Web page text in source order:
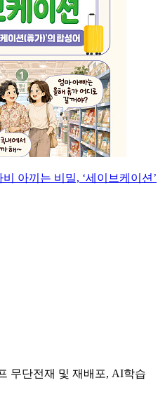
아끼는 비밀, ‘세이브케이션’
무단전재 및 재배포, AI학습